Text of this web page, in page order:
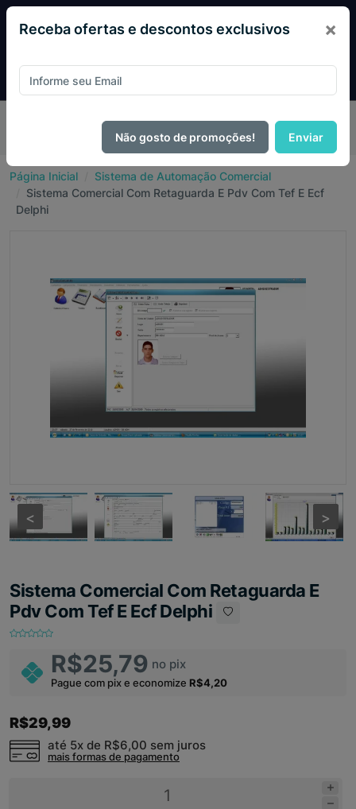
PIX e ganhe 14% OFF em todo o site no mês
de Agosto.
Página Inicial
Sistema de Automação Comercial
Sistema Comercial Com Retaguarda E Pdv Com Tef E Ecf
Delphi
< >
< >
Sistema Comercial Com Retaguarda E
Pdv Com Tef E Ecf Delphi
R$25,79 no pix
Pague com pix e economize R$4,20
R$29,99
até 5x de R$6,00 sem juros
mais formas de pagamento
Receba ofertas e descontos exclusivos ×
Não gosto de promoções! Enviar